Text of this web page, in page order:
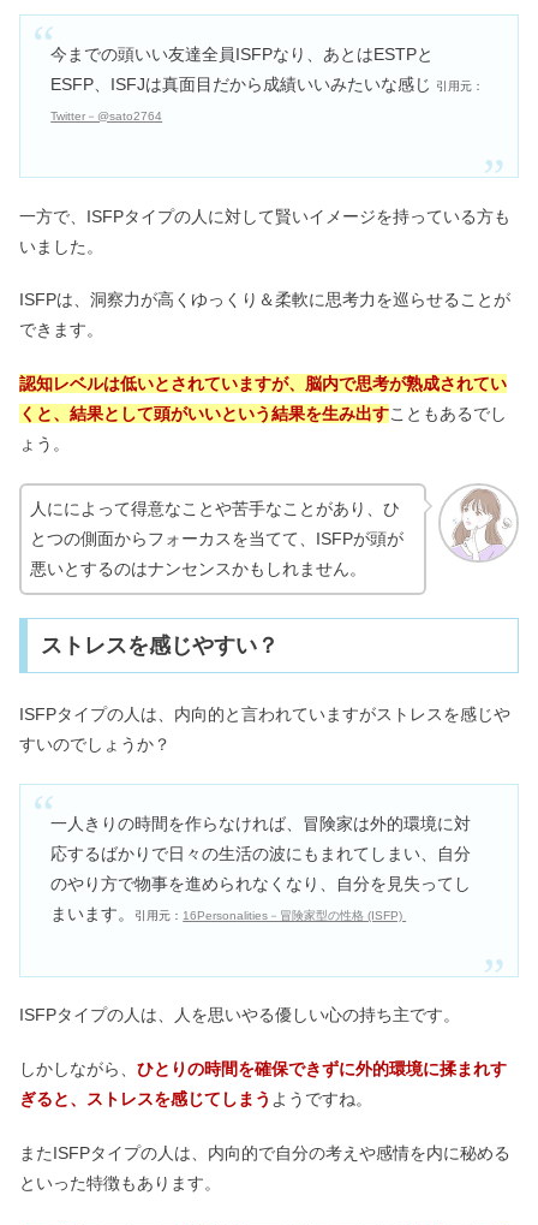
今までの頭いい友達全員ISFPなり、あとはESTPと
ESFP、ISFJは真面目だから成績いいみたいな感じ
引用元：
Twitter－@sato2764
一方で、ISFPタイプの人に対して賢いイメージを持っている方も
いました。
ISFPは、洞察力が高くゆっくり＆柔軟に思考力を巡らせることが
できます。
認知レベルは低いとされていますが、脳内で思考が熟成されてい
くと、結果として頭がいいという結果を生み出すこともあるでし
ょう。
人にによって得意なことや苦手なことがあり、ひ
とつの側面からフォーカスを当てて、ISFPが頭が
悪いとするのはナンセンスかもしれません。
ストレスを感じやすい？
ISFPタイプの人は、内向的と言われていますがストレスを感じや
すいのでしょうか？
一人きりの時間を作らなければ、冒険家は外的環境に対
応するばかりで日々の生活の波にもまれてしまい、自分
のやり方で物事を進められなくなり、自分を見失ってし
まいます。
引用元： 16Personalities－冒険家型の性格 (ISFP)
ISFPタイプの人は、人を思いやる優しい心の持ち主です。
しかしながら、 ひとりの時間を確保できずに外的環境に揉まれす
ぎると、ストレスを感じてしまう ようですね。
またISFPタイプの人は、内向的で自分の考えや感情を内に秘める
といった特徴もあります。